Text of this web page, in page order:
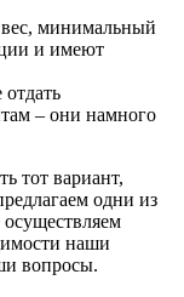
минимальный
и имеют
– они намного
тот вариант,
одни из
наши
вопросы.